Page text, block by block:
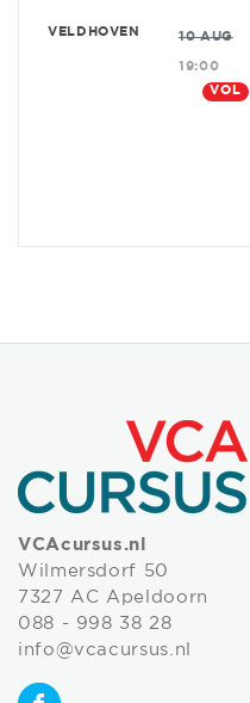
VELDHOVEN 10 AUG
19:00
VOL
VCAcursus.nl
Wilmersdorf 50
7327 AC Apeldoorn
088 - 998 38 28
info@vcacursus.nl